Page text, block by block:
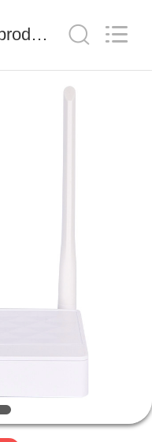
Detalhes do produto